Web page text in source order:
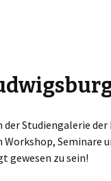
Studiengalerie der
Seminare
gewesen zu sein!